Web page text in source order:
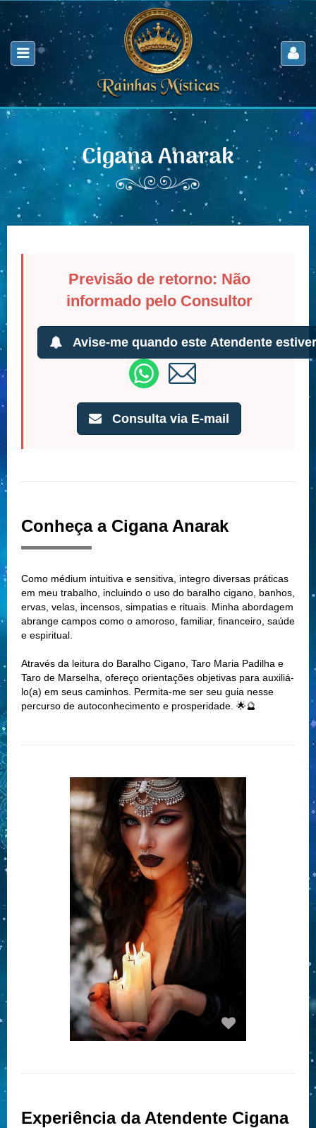
Cigana Anarak
Previsão de retorno: Não
informado pelo Consultor
Avise-me quando este Atendente
Consulta via E-mail
Conheça a Cigana Anarak
Como médium intuitiva e sensitiva, integro diversas práticas
em meu trabalho, incluindo o uso do baralho cigano, banhos,
ervas, velas, incensos, simpatias e rituais. Minha abordagem
abrange campos como o amoroso, familiar, financeiro, saúde
e espiritual.
Através da leitura do Baralho Cigano, Taro Maria Padilha e
Taro de Marselha, ofereço orientações objetivas para auxiliá-
lo(a) em seus caminhos. Permita-me ser seu guia nesse
percurso de autoconhecimento e prosperidade. 🌟🔮
Experiência da Atendente Cigana